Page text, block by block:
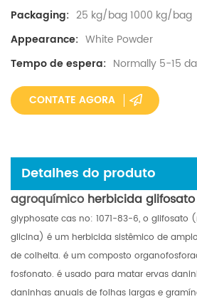
Packaging: 25 kg/bag 1000 kg/bag
Appearance: White Powder
Tempo de espera: Normally 5-15
CONTATE AGORA
Detalhes do produto
agroquímico herbicida glifosato
glyphosate cas no: 1071-83-6, o
glicina) é um herbicida sistêmico de
de colheita. é um composto
fosfonato. é usado para matar ervas
daninhas anuais de folhas largas e